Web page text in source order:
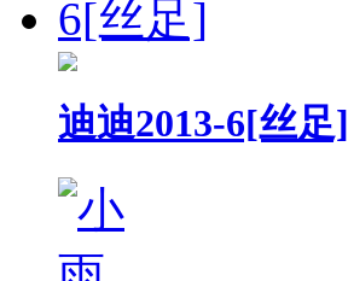
迪迪2013-6[丝足]